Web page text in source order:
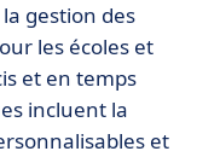
gestion des
les écoles et
et en temps
incluent la
et